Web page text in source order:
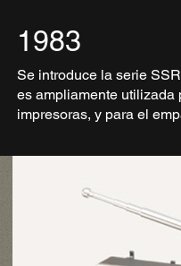
1983
Se introduce la serie
es ampliamente utilizada
impresoras, y para el